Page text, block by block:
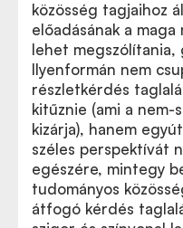
közösség tagjaihoz
előadásának a
lehet megszólítania,
Ilyenformán nem
részletkérdés
kitűznie (ami a nem-
kizárja), hanem
széles perspektívát
egészére, mintegy
tudományos
átfogó kérdés